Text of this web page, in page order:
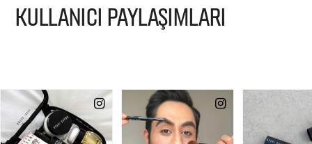
KULLANICI PAYLAŞIMLARI